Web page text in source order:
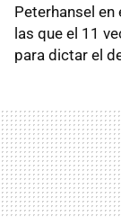
Peterhansel
las que el 11
para dictar el